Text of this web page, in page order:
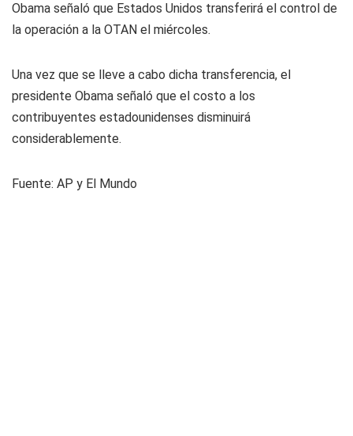
Obama señaló que Estados Unidos transferirá el control de
la operación a la OTAN el miércoles.
Una vez que se lleve a cabo dicha transferencia, el
presidente Obama señaló que el costo a los
contribuyentes estadounidenses disminuirá
considerablemente.
Fuente: AP y El Mundo